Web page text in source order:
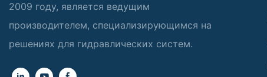
2009 году, является ведущим
производителем, специализирующимся на
решениях для гидравлических систем.